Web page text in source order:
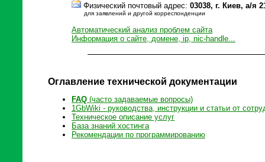
Физический почтовый адрес: 03038, г. Киев, а/
для заявлений и другой корреспонденции
Автоматический анализ проблем сайта
Информация о сайте, домене, ip, nic-handle...
Оглавление технической документации
FAQ (часто задаваемые вопросы)
1GbWiki - руководства, инструкции и статьи от
Техническое описание услуг
База знаний хостинга
Рекомендации по программированию